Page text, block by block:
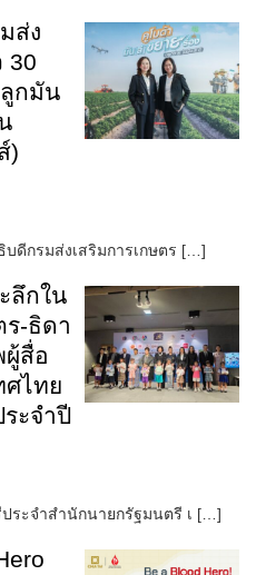
ส่ง
30
กมัน
)
ดีกรมส่งเสริมการเกษตร […]
ลึกใน
-ธิดา
สื่อ
ศไทย
ะจำปี
ระจำสำนักนายกรัฐมนตรี เ […]